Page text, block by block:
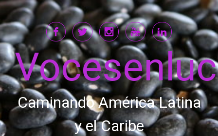
Saltar al contenido principal
Caminando América Latina
y el Caribe